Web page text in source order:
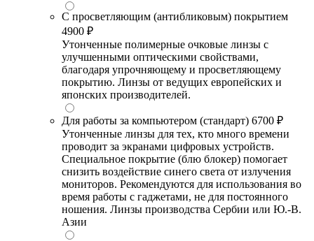
С просветляющим (антибликовым) покрытием
4900 ₽
Утонченные полимерные очковые линзы с
улучшенными оптическими свойствами,
благодаря упрочняющему и просветляющему
покрытию. Линзы от ведущих европейских и
японских производителей.
Для работы за компьютером (стандарт) 6700 ₽
Утонченные линзы для тех, кто много времени
проводит за экранами цифровых устройств.
Специальное покрытие (блю блокер) помогает
снизить воздействие синего света от излучения
мониторов. Рекомендуются для использования во
время работы с гаджетами, не для постоянного
ношения. Линзы производства Сербии или Ю.-В.
Азии